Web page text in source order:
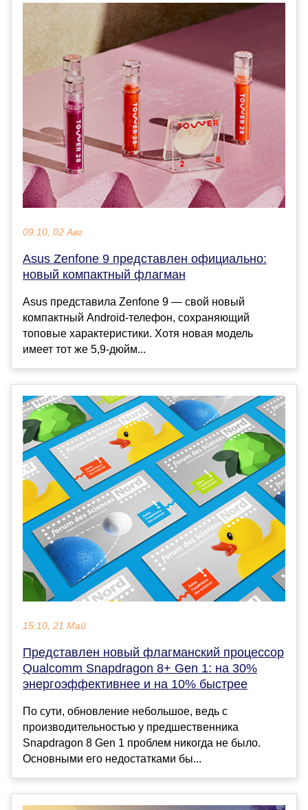
09:10, 02 Авг
Asus Zenfone 9 представлен официально:
новый компактный флагман
Asus представила Zenfone 9 — свой новый
компактный Android-телефон, сохраняющий
топовые характеристики. Хотя новая модель
имеет тот же 5,9-дюйм...
15:10, 21 Май
Представлен новый флагманский процессор
Qualcomm Snapdragon 8+ Gen 1: на 30%
энергоэффективнее и на 10% быстрее
По сути, обновление небольшое, ведь с
производительностью у предшественника
Snapdragon 8 Gen 1 проблем никогда не было.
Основными его недостатками бы...